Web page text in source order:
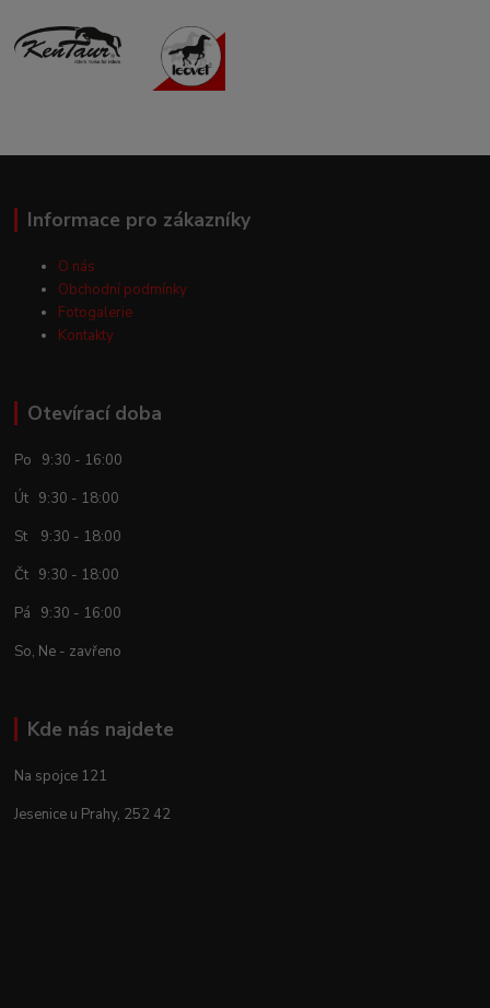
Informace pro zákazníky
O nás
Obchodní podmínky
Fotogalerie
Kontakty
Otevírací doba
Po 9:30 - 16:00
Út 9:30 - 18:00
St 9:30 - 18:00
Čt 9:30 - 18:00
Pá 9:30 - 16:00
So, Ne - zavřeno
Kde nás najdete
Na spojce 121
Jesenice u Prahy, 252 42